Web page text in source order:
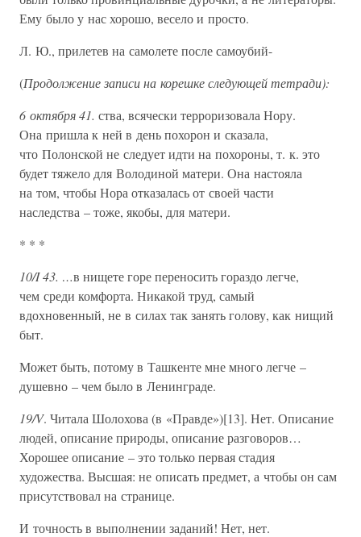
Ему было у нас хорошо, весело и просто.
Л. Ю., прилетев на самолете после самоубий-
(Продолжение записи на корешке следующей тетради):
6 октября 41. ства, всячески терроризовала Нору.
Она пришла к ней в день похорон и сказала,
что Полонской не следует идти на похороны, т. к. это
будет тяжело для Володиной матери. Она настояла
на том, чтобы Нора отказалась от своей части
наследства – тоже, якобы, для матери.
* * *
10/I 43. …в нищете горе переносить гораздо легче,
чем среди комфорта. Никакой труд, самый
вдохновенный, не в силах так занять голову, как нищий
быт.
Может быть, потому в Ташкенте мне много легче –
душевно – чем было в Ленинграде.
19/V. Читала Шолохова (в «Правде»)[13]. Нет. Описание
людей, описание природы, описание разговоров…
Хорошее описание – это только первая стадия
художества. Высшая: не описать предмет, а чтобы он сам
присутствовал на странице.
И точность в выполнении заданий! Нет, нет.